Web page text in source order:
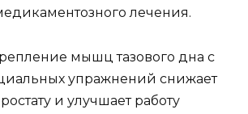
лечения.
мышц тазового дна с
упражнений снижает
и улучшает работу